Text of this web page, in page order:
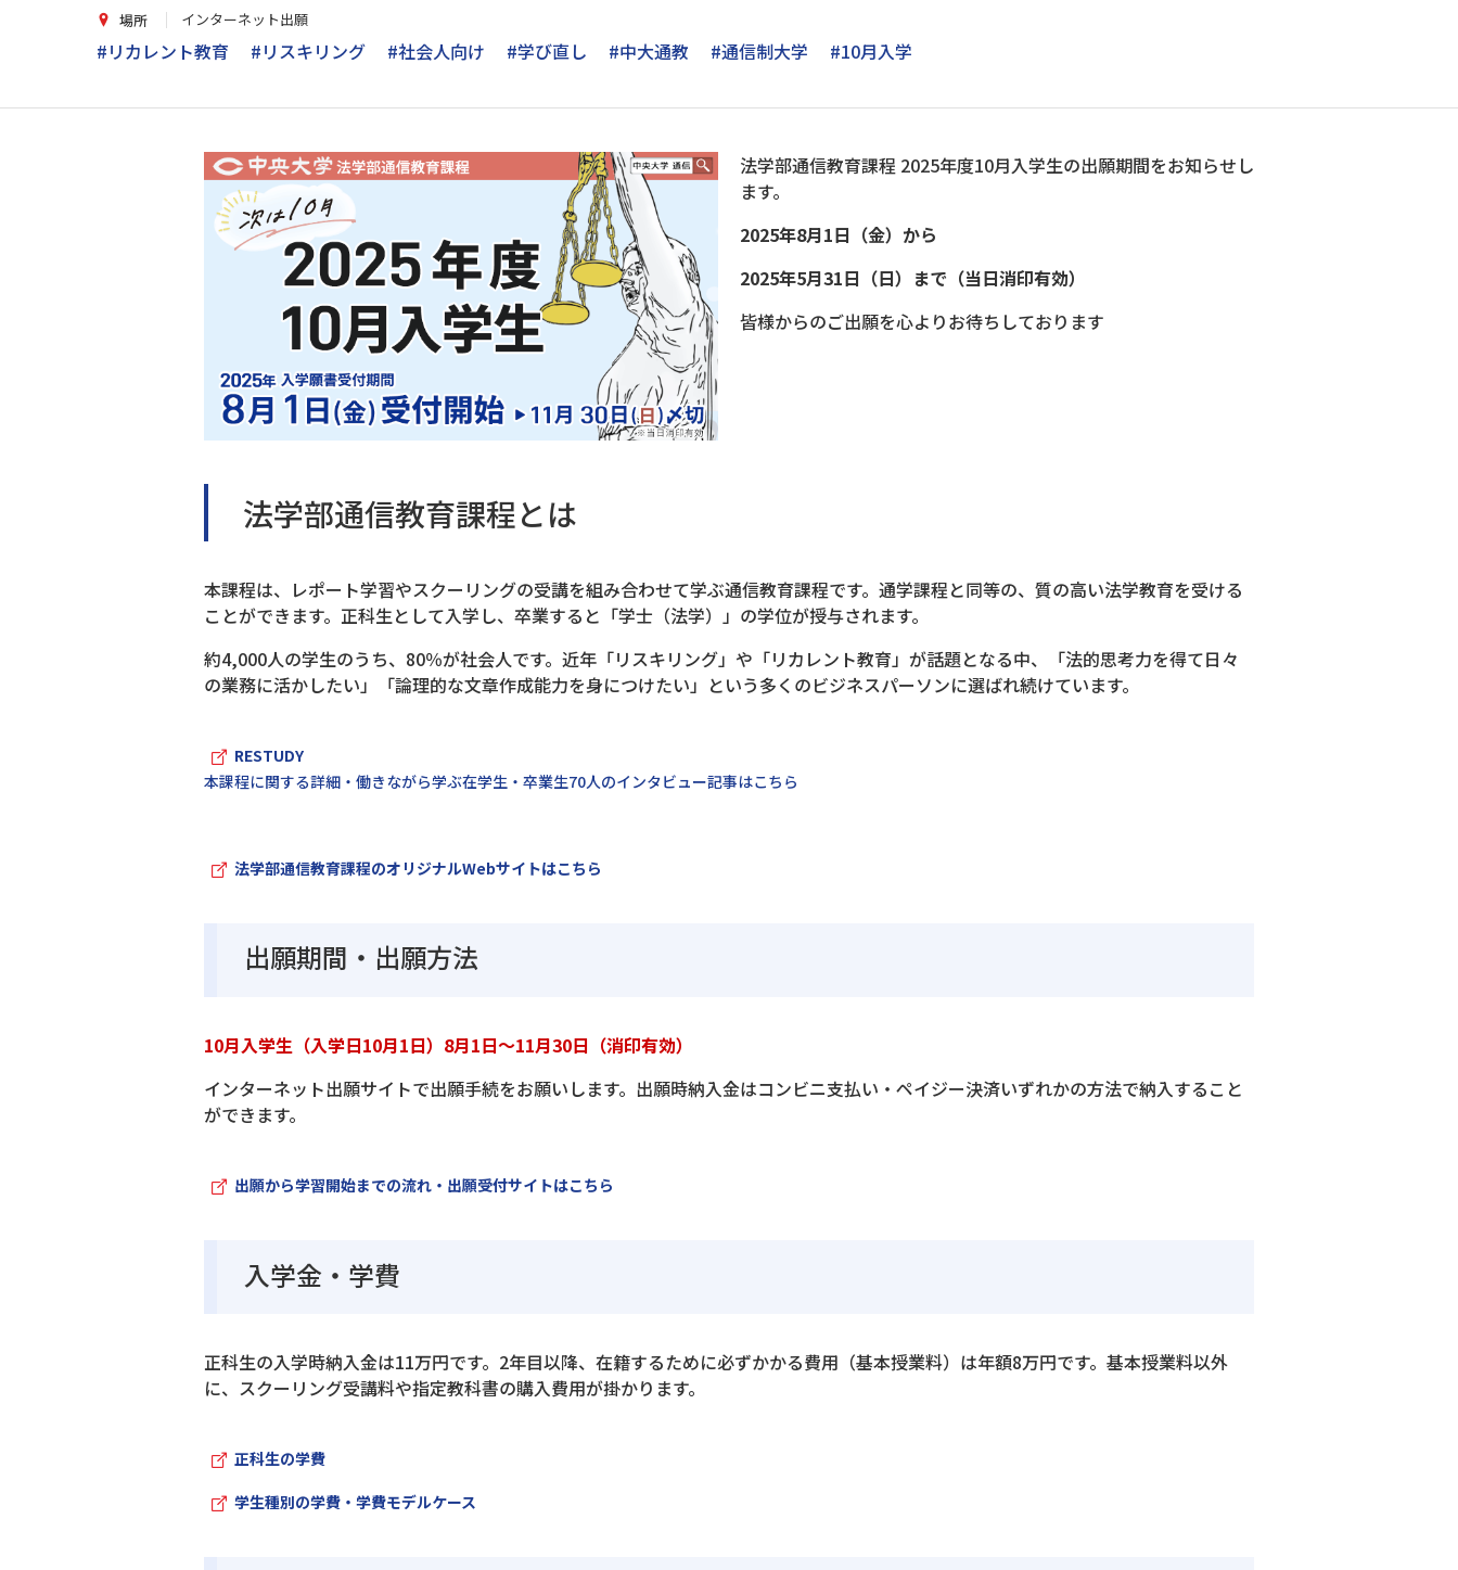
場所 インターネット出願
#リカレント教育 #リスキリング #社会人向け #学び直し #中大通教 #通信制大学 #10月入学
法学部通信教育課程 2025年度10月入学生の出願期間をお知らせし
ます。
2025年8月1日（金）から
2025年5月31日（日）まで（当日消印有効）
皆様からのご出願を心よりお待ちしております
法学部通信教育課程とは
本課程は、レポート学習やスクーリングの受講を組み合わせて学ぶ通信教育課程です。通学課程と同等の、質の高い法学教育を受ける
ことができます。正科生として入学し、卒業すると「学士（法学）」の学位が授与されます。
約4,000人の学生のうち、80％が社会人です。近年「リスキリング」や「リカレント教育」が話題となる中、「法的思考力を得て日々
の業務に活かしたい」「論理的な文章作成能力を身につけたい」という多くのビジネスパーソンに選ばれ続けています。
RESTUDY
本課程に関する詳細・働きながら学ぶ在学生・卒業生70人のインタビュー記事はこちら
法学部通信教育課程のオリジナルWebサイトはこちら
出願期間・出願方法
10月入学生（入学日10月1日）8月1日～11月30日（消印有効）
インターネット出願サイトで出願手続をお願いします。出願時納入金はコンビニ支払い・ペイジー決済いずれかの方法で納入すること
ができます。
出願から学習開始までの流れ・出願受付サイトはこちら
入学金・学費
正科生の入学時納入金は11万円です。2年目以降、在籍するために必ずかかる費用（基本授業料）は年額8万円です。基本授業料以外
に、スクーリング受講料や指定教科書の購入費用が掛かります。
正科生の学費
学生種別の学費・学費モデルケース